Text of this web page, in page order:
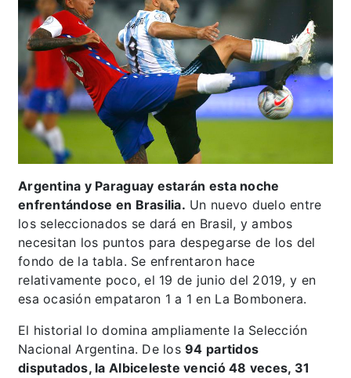
Argentina y Paraguay estarán esta noche
enfrentándose en Brasilia. Un nuevo duelo entre
los seleccionados se dará en Brasil, y ambos
necesitan los puntos para despegarse de los del
fondo de la tabla. Se enfrentaron hace
relativamente poco, el 19 de junio del 2019, y en
esa ocasión empataron 1 a 1 en La Bombonera.
El historial lo domina ampliamente la Selección
Nacional Argentina. De los94 partidos
disputados, la Albiceleste venció 48 veces, 31